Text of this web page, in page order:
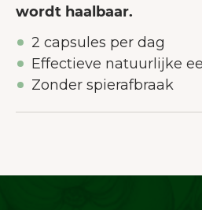
wordt haalbaar.
2 capsules per dag
Effectieve natuurlijke
Zonder spierafbraak